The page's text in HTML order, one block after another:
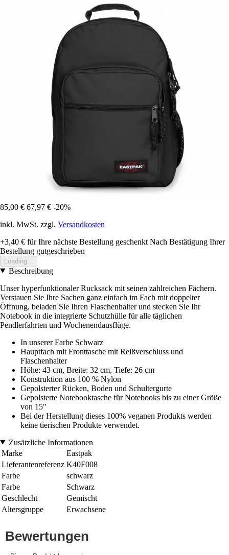
85,00 € 67,97 € -20%
inkl. MwSt. zzgl. Versandkosten
+3,40 € für Ihre nächste Bestellung geschenkt Nach Bestätigung Ihrer
Bestellung gutgeschrieben
Loading...
Beschreibung
Unser hyperfunktionaler Rucksack mit seinen zahlreichen Fächern.
Verstauen Sie Ihre Sachen ganz einfach im Fach mit doppelter
Öffnung, beladen Sie Ihren Flaschenhalter und stecken Sie Ihr
Notebook in die integrierte Schutzhülle für alle täglichen
Pendlerfahrten und Wochenendausflüge.
In unserer Farbe Schwarz
Hauptfach mit Fronttasche mit Reißverschluss und
Flaschenhalter
Höhe: 43 cm, Breite: 32 cm, Tiefe: 26 cm
Konstruktion aus 100 % Nylon
Gepolsterter Rücken, Boden und Schultergurte
Gepolsterte Notebooktasche für Notebooks bis zu einer Größe
von 15"
Bei der Herstellung dieses 100% veganen Produkts werden
keine tierischen Produkte verwendet.
Zusätzliche Informationen
Marke
Eastpak
Lieferantenreferenz K40F008
Farbe
schwarz
Farbe
Schwarz
Geschlecht
Gemischt
Altersgruppe
Erwachsene